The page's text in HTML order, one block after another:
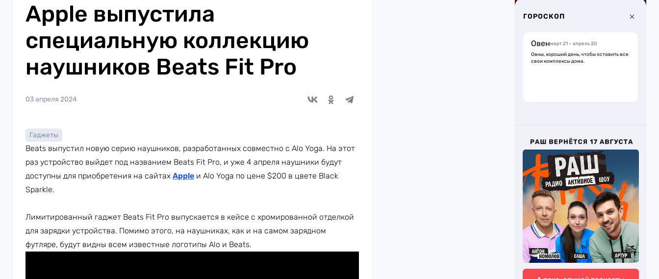
Apple выпустила
специальную коллекцию
наушников Beats Fit Pro
03 апреля 2024
Гаджеты
Beats выпустил новую серию наушников, разработанных совместно с Alo Yoga. На этот
раз устройство выйдет под названием Beats Fit Pro, и уже 4 апреля наушники будут
доступны для приобретения на сайтах Apple и Alo Yoga по цене $200 в цвете Black
Sparkle.
Лимитированный гаджет Beats Fit Pro выпускается в кейсе с хромированной отделкой
для зарядки устройства. Помимо этого, на наушниках, как и на самом зарядном
футляре, будут видны всем известные логотипы Alo и Beats.
ГОРОСКОП
Овенмарт 21 – апрель 20
Овны, хороший день, чтобы оставить все
свои комплексы дома.